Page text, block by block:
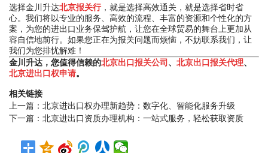
选择金川升达北京报关行，就是选择高效通关，就是选择省时省
心。我们将以专业的服务、高效的流程、丰富的资源和个性化的方
案，为您的进出口业务保驾护航，让您在全球贸易的舞台上更加从
容自信地前行。如果您正在为报关问题而烦恼，不妨联系我们，让
我们为您排忧解难！
金川升达，您值得信赖的北京出口报关公司 、 北京出口报关代理、
北京进出口权申请。
相关链接
上一篇： 北京进出口权办理新趋势：数字化、智能化服务升级
下一篇： 北京进出口资质办理机构：一站式服务，轻松获取资质